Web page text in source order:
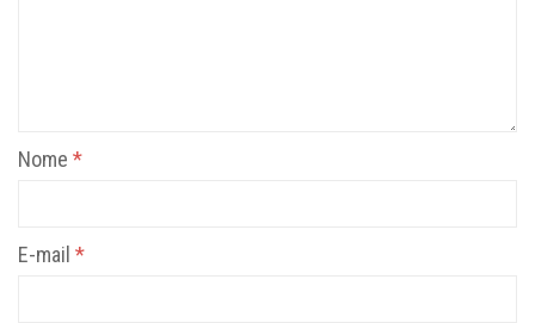
Nome *
E-mail *